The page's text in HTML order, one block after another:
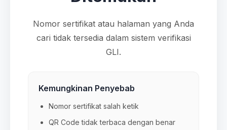
Nomor sertifikat atau halaman yang Anda
cari tidak tersedia dalam sistem verifikasi
GLI.
Kemungkinan Penyebab
Nomor sertifikat salah ketik
QR Code tidak terbaca dengan benar